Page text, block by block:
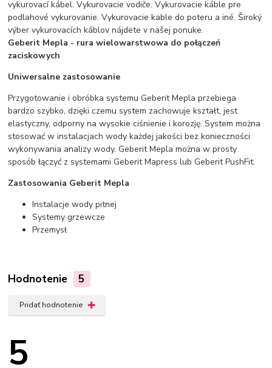
vykurovací kábel. Vykurovacie vodiče. Vykurovacie káble pre
podlahové vykurovanie. Vykurovacie kable do poteru a iné. Široký
výber vykurovacích káblov nájdete v našej ponuke.
Geberit Mepla - rura wielowarstwowa do połączeń
zaciskowych
Uniwersalne zastosowanie
Przygotowanie i obróbka systemu Geberit Mepla przebiega
bardzo szybko, dzięki czemu system zachowuje kształt, jest
elastyczny, odporny na wysokie ciśnienie i korozję. System można
stosować w instalacjach wody każdej jakości bez konieczności
wykonywania analizy wody. Geberit Mepla można w prosty
sposób łączyć z systemami Geberit Mapress lub Geberit PushFit.
Zastosowania Geberit Mepla
Instalacje wody pitnej
Systemy grzewcze
Przemysł
Hodnotenie 5
Pridať hodnotenie
5